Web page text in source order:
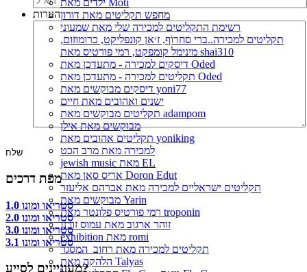
מחפש תקליטים מאת דורון
רשימת התקליטים למכירה שלי מאת שמעוני
תקליטים למכירה..ברי סחרוֹף, ז׳אן קונפליקט, כרומוזום,
מינימל קומפקט, רמי פורטיס מאת shai310
דיסקים למכירה - מתעדכן מאת Oded
תקליטים למכירה - מתעדכן מאת Oded
דיסקים מבוקשים מאת yoni77
ישנים ואהובים מאת חיים
תקליטים מבוקשים מאת adampom
מבוקשים מאת אילן
תקליטים אהובים מאת yoniking
למכירה מאת מרב הכט
jewish music מאת EL
אריס סאן מאת Doron Edut
תקליטים ישראליים למכירה מאת אברהם אליעזר
מבוקשים מאת Yarin
רמי פורטיס פלונטר מאת troponin
זוהר ארגוב מאת עמוס זורנו
exhibition מאת romi
תקליטים למכירה מאת רחוב_המסגר
הלהקה מאת Talyas
הערות
מפת דרכים
סטריאו ומונו 1.0
סטריאו ומונו 2.0
סטריאו ומונו 3.0
סטריאו ומונו 3.1
מעוניינים לסייע?